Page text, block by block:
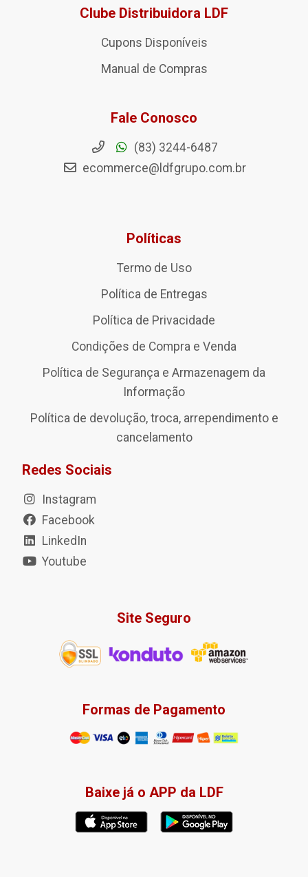
Clube Distribuidora LDF
Cupons Disponíveis
Manual de Compras
Fale Conosco
(83) 3244-6487
ecommerce@ldfgrupo.com.br
Políticas
Termo de Uso
Política de Entregas
Política de Privacidade
Condições de Compra e Venda
Política de Segurança e Armazenagem da
Informação
Política de devolução, troca, arrependimento e
cancelamento
Redes Sociais
Instagram
Facebook
LinkedIn
Youtube
Site Seguro
Formas de Pagamento
Baixe já o APP da LDF